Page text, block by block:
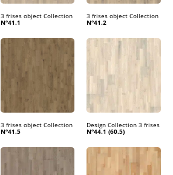
3 frises object Collection
N°41.1
3 frises object Collection
N°41.2
3 frises object Collection
N°41.5
Design Collection 3 frises
N°44.1 (60.5)